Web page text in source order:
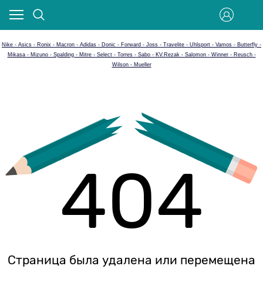
Nike - Asics - Ronix - Macron - Adidas - Donic - Forward - Joss - Travelite - Uhlsport - Vamos - Butterfly -
Mikasa - Mizuno - Spalding - Mitre - Select - Torres - Sabo - KV.Rezak - Salomon - Winner - Reusch -
Wilson - Mueller
404
Страница была удалена или перемещена